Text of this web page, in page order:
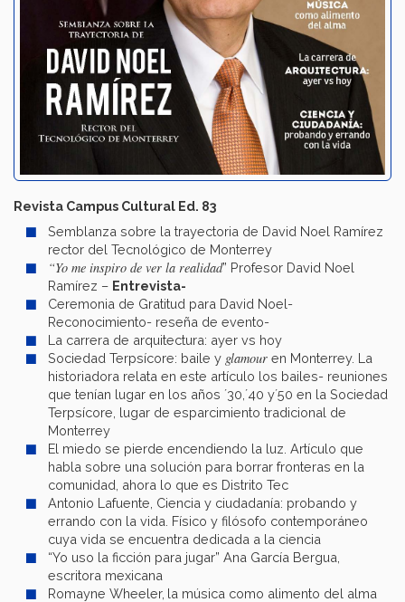
Revista Campus Cultural Ed. 83
Semblanza sobre la trayectoria de David Noel Ramírez
rector del Tecnológico de Monterrey
“Yo me inspiro de ver la realidad” Profesor David Noel
Ramírez – Entrevista-
Ceremonia de Gratitud para David Noel-
Reconocimiento- reseña de evento-
La carrera de arquitectura: ayer vs hoy
Sociedad Terpsícore: baile y glamour en Monterrey. La
historiadora relata en este artículo los bailes- reuniones
que tenían lugar en los años ´30,´40 y´50 en la Sociedad
Terpsícore, lugar de esparcimiento tradicional de
Monterrey
El miedo se pierde encendiendo la luz. Artículo que
habla sobre una solución para borrar fronteras en la
comunidad, ahora lo que es Distrito Tec
Antonio Lafuente, Ciencia y ciudadanía: probando y
errando con la vida. Físico y filósofo contemporáneo
cuya vida se encuentra dedicada a la ciencia
“Yo uso la ficción para jugar” Ana García Bergua,
escritora mexicana
Romayne Wheeler, la música como alimento del alma